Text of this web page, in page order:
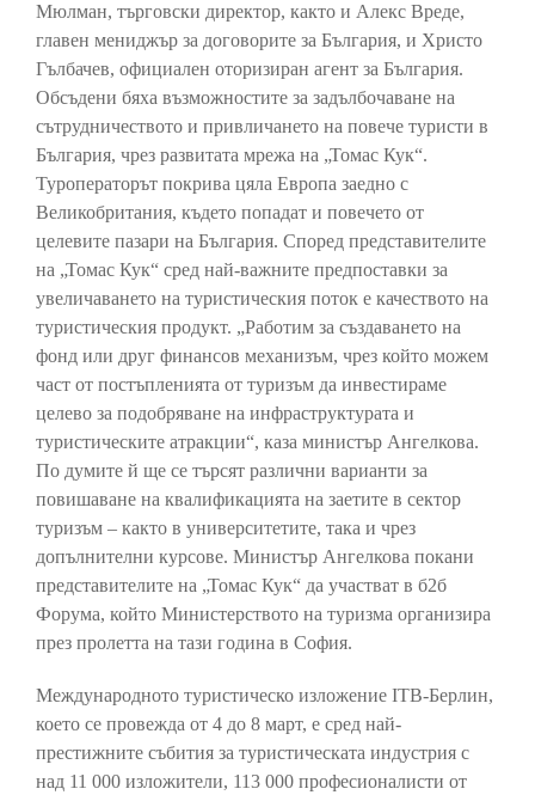
Мюлман, търговски директор, както и Алекс Вреде,
главен мениджър за договорите за България, и Христо
Гълбачев, официален оторизиран агент за България.
Обсъдени бяха възможностите за задълбочаване на
сътрудничеството и привличането на повече туристи в
България, чрез развитата мрежа на „Томас Кук“.
Туроператорът покрива цяла Европа заедно с
Великобритания, където попадат и повечето от
целевите пазари на България. Според представителите
на „Томас Кук“ сред най-важните предпоставки за
увеличаването на туристическия поток е качеството на
туристическия продукт. „Работим за създаването на
фонд или друг финансов механизъм, чрез който можем
част от постъпленията от туризъм да инвестираме
целево за подобряване на инфраструктурата и
туристическите атракции“, каза министър Ангелкова.
По думите й ще се търсят различни варианти за
повишаване на квалификацията на заетите в сектор
туризъм – както в университетите, така и чрез
допълнителни курсове. Министър Ангелкова покани
представителите на „Томас Кук“ да участват в б2б
Форума, който Министерството на туризма организира
през пролетта на тази година в София.
Международното туристическо изложение ITB-Берлин,
което се провежда от 4 до 8 март, е сред най-
престижните събития за туристическата индустрия с
над 11 000 изложители, 113 000 професионалисти от